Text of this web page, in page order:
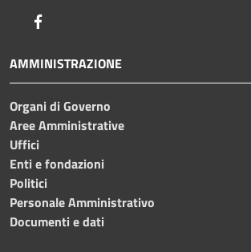
AMMINISTRAZIONE
Organi di Governo
Aree Amministrative
Uffici
Enti e fondazioni
Politici
Personale Amministrativo
Documenti e dati